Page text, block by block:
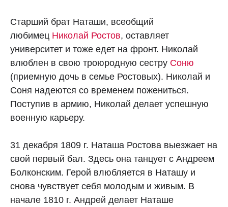
Старший брат Наташи, всеобщий
любимец Николай Ростов, оставляет
университет и тоже едет на фронт. Николай
влюблен в свою троюродную сестру Соню
(приемную дочь в семье Ростовых). Николай и
Соня надеются со временем пожениться.
Поступив в армию, Николай делает успешную
военную карьеру.
31 декабря 1809 г. Наташа Ростова выезжает на
свой первый бал. Здесь она танцует с Андреем
Болконским. Герой влюбляется в Наташу и
снова чувствует себя молодым и живым. В
начале 1810 г. Андрей делает Наташе